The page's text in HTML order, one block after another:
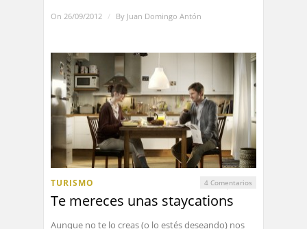
On 26/09/2012 / By Juan Domingo Antón
TURISMO 4 Comentarios
Te mereces unas staycations
Aunque no te lo creas (o lo estés deseando) nos